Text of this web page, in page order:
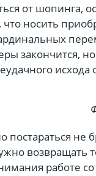
от
что носить
закончится,
постараться не
возвращать
работе